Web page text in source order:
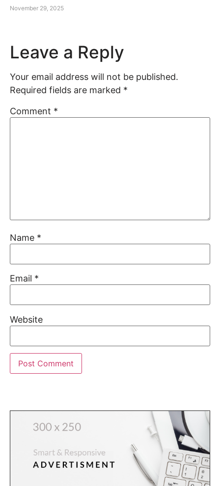
November 29, 2025
Leave a Reply
Your email address will not be published.
Required fields are marked *
Comment *
Name *
Email *
Website